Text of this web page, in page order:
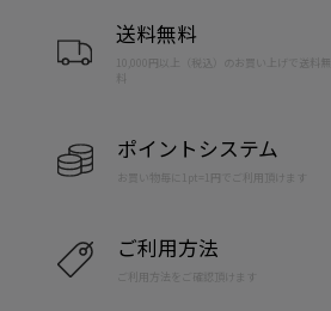
送料無料
10,000円以上（税込）のお買い上げで送料無
ポイントシステム
お買い物毎に1pt=1円でご利用頂けます
ご利用方法
ご利用方法をご確認頂けます